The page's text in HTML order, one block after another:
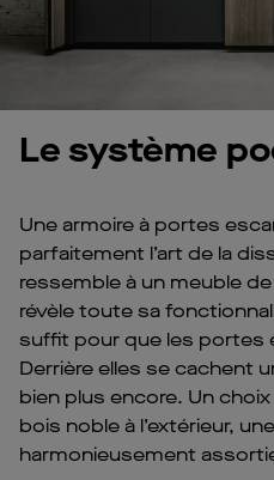
Le système
Une armoire à portes
parfaitement l’art de la
ressemble à un meuble
révèle toute sa
suffit pour que les portes
Derrière elles se cachent
bien plus encore. Un
bois noble à l’extérieur,
harmonieusement